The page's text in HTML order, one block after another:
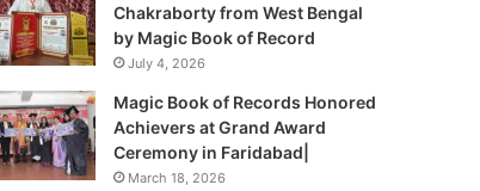
Chakraborty from West Bengal
by Magic Book of Record
July 4, 2026
Magic Book of Records Honored
Achievers at Grand Award
Ceremony in Faridabad|
March 18, 2026